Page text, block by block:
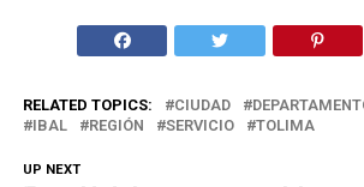
RELATED TOPICS: CIUDAD
IBAL
REGIÓN SERVICIO TOLIMA
UP NEXT